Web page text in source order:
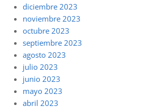
diciembre 2023
noviembre 2023
octubre 2023
septiembre 2023
agosto 2023
julio 2023
junio 2023
mayo 2023
abril 2023